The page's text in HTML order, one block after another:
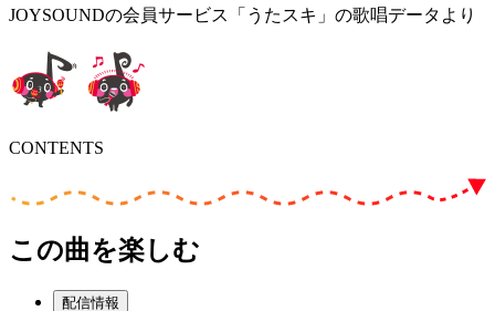
JOYSOUNDの会員サービス「うたスキ」の歌唱データより
CONTENTS
この曲を楽しむ
配信情報